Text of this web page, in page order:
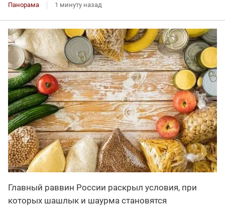
Панорама 1 минуту назад
Главный раввин России раскрыл условия, при
которых шашлык и шаурма становятся